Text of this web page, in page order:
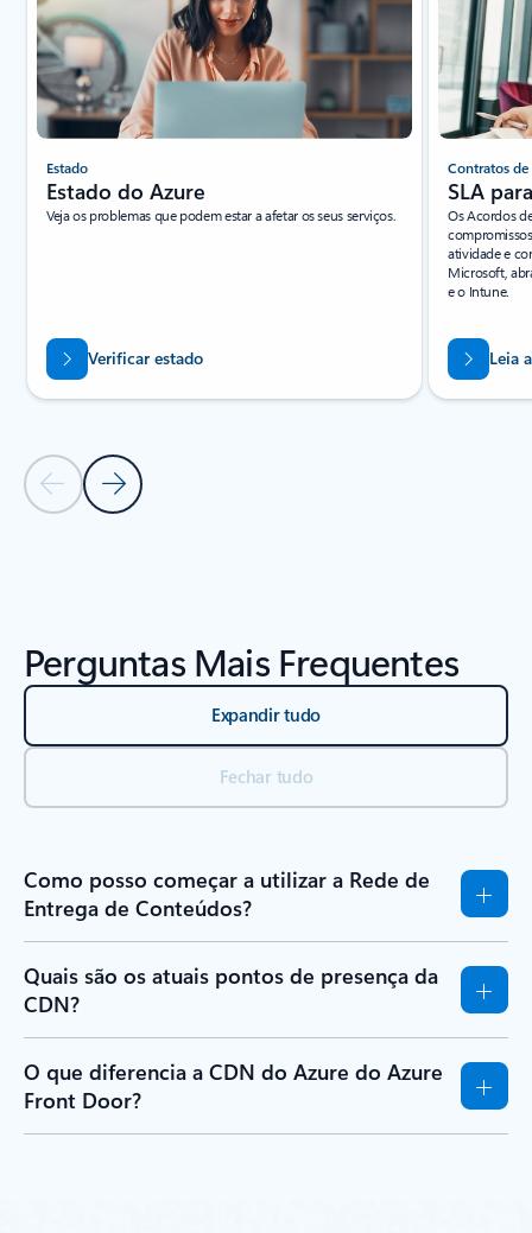
Diapositivo Anterior
Diapositivo Seguinte
Estado
Estado do Azure
Veja os problemas que podem estar a afetar os seus serviços.
Verificar estado
Contratos
SLA
Os Acordos
atividade e
Microsoft,
e o Intune.
Leia
Perguntas Mais Frequentes
Expandir tudo
Fechar tudo
Como posso começar a utilizar a Rede de
Entrega de Conteúdos?
Quais são os atuais pontos de presença da
CDN?
O que diferencia a CDN do Azure do Azure
Front Door?